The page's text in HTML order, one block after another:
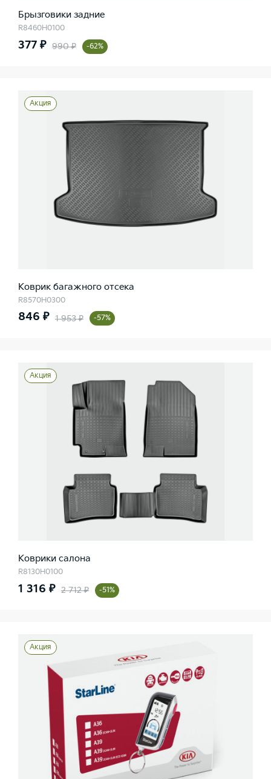
Брызговики задние
R8460H0100
377 ₽ 990 ₽ -62%
Акция
Коврик багажного отсека
R8570H0300
846 ₽ 1 953 ₽ -57%
Акция
Коврики салона
R8130H0100
1 316 ₽ 2 712 ₽ -51%
Акция